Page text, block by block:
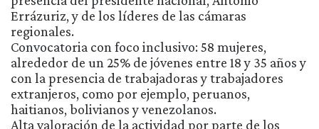
Errázuriz, y de los líderes de las cámaras
regionales.
Convocatoria con foco inclusivo: 58 mujeres,
alrededor de un 25% de jóvenes entre 18 y 35 años y
con la presencia de trabajadoras y trabajadores
extranjeros, como por ejemplo, peruanos,
haitianos, bolivianos y venezolanos.
Alta valoración de la actividad por parte de los